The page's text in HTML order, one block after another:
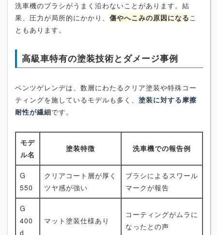
洗車機のブラシがうまく沿わないことがあります。結
果、圧力が局所的にかかり、 傷やへこみの原因になるこ
ともあります。
高級車特有の塗装技術とダメージ事例
ベンツゲレンデは、数層にわたるクリア塗装や特殊コー
ティングを施しているモデルも多く、 塗装に対する摩擦
耐性が繊細です。
モデ
ル名
塗装特徴 洗車機での報告例
G
550
クリアコート層が厚く
ツヤ感が強い
ブラシによるスワール
マークが報告
G
400
d
マット塗装仕様あり
コーティングがムラに
なったとの声